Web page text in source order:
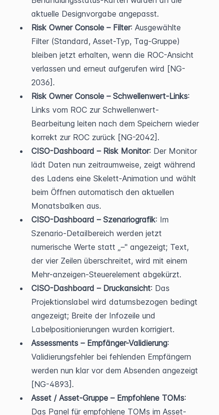
aktuelle Designvorgabe angepasst.
Risk Owner Console – Filter: Ausgewählte
Filter (Standard, Asset-Typ, Tag-Gruppe)
bleiben jetzt erhalten, wenn die ROC-Ansicht
verlassen und erneut aufgerufen wird [NG-
2036].
Risk Owner Console – Schwellenwert-Links:
Links vom ROC zur Schwellenwert-
Bearbeitung leiten nach dem Speichern wieder
korrekt zur ROC zurück [NG-2042].
CISO-Dashboard – Risk Monitor: Der Monitor
lädt Daten nun zeitraumweise, zeigt während
des Ladens eine Skelett-Animation und wählt
beim Öffnen automatisch den aktuellen
Monatsbalken aus.
CISO-Dashboard – Szenariografik: Im
Szenario-Detailbereich werden jetzt
numerische Werte statt „–" angezeigt; Text,
der vier Zeilen überschreitet, wird mit einem
Mehr-anzeigen-Steuerelement abgekürzt.
CISO-Dashboard – Druckansicht: Das
Projektionslabel wird datumsbezogen bedingt
angezeigt; Breite der Infozeile und
Labelpositionierungen wurden korrigiert.
Assessments – Empfänger-Validierung:
Validierungsfehler bei fehlenden Empfängern
werden nun klar vor dem Absenden angezeigt
[NG-4893].
Asset / Asset-Gruppe – Empfohlene TOMs:
Das Panel für empfohlene TOMs im Asset-